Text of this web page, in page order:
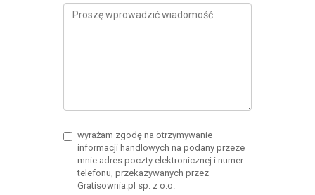
wyrażam zgodę na otrzymywanie
informacji handlowych na podany przeze
mnie adres poczty elektronicznej i numer
telefonu, przekazywanych przez
Gratisownia.pl sp. z o.o.